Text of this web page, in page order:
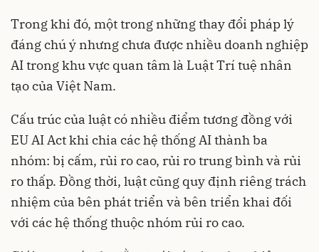
Trong khi đó, một trong những thay đổi pháp lý
đáng chú ý nhưng chưa được nhiều doanh nghiệp
AI trong khu vực quan tâm là Luật Trí tuệ nhân
tạo của Việt Nam.
Cấu trúc của luật có nhiều điểm tương đồng với
EU AI Act khi chia các hệ thống AI thành ba
nhóm: bị cấm, rủi ro cao, rủi ro trung bình và rủi
ro thấp. Đồng thời, luật cũng quy định riêng trách
nhiệm của bên phát triển và bên triển khai đối
với các hệ thống thuộc nhóm rủi ro cao.